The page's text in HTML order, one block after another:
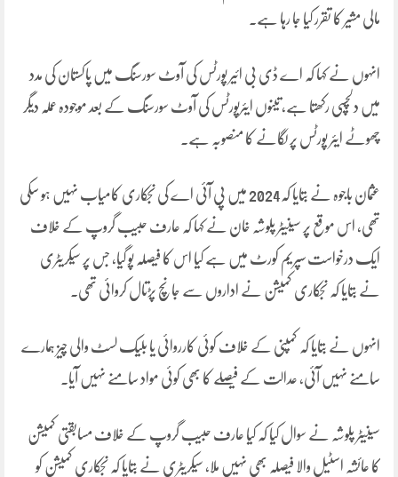
مالی مشیر کا تقرر کیا جا رہا ہے۔
انہوں نے کہا کہ اے ڈی بی ائیر پورٹس کی آوٹ سورسنگ میں پاکستان کی مدد
میں دلچسپی رکھتا ہے، تینوں ایئرپورٹس کی آوٹ سورسنگ کے بعد موجودہ عملہ دیگر
چھوٹے ایئر پورٹس پر لگانے کا منصوبہ ہے۔
عثمان باجوہ نے بتایا کہ2024 میں پی آئی اے کی نجکاری کامیاب نہیں ہو سکی
تھی، اس موقع پر سینیٹر پلوشہ خان نے کہا کہ عارف حبیب گروپ کے خلاف
ایک درخواست سپریم کورٹ میں ہے کیا اس کا فیصلہ پو گیا، جس پر سیکریٹری
نے بتایا کہ نجکاری کمیشن نے اداروں سے جانچ پڑتال کروائی تھی۔
انہوں نے بتایا کہ کمپنی کے خلاف کوئی کارروائی یا بلیک لسٹ والی چیز ہمارے
سامنے نہیں آئی، عدالت کے فیصلے کا بھی کوئی مواد سامنے نہیں آیا۔
سینیٹر پلوشہ نے سوال کیا کہ کیا عارف حبیب گروپ کے خلاف مسابقتی کمیشن
کا عائشہ اسٹیل والا فیصلہ بھی نہیں ملا، سیکریٹری نے بتایا کہ نجکاری کمیشن کو